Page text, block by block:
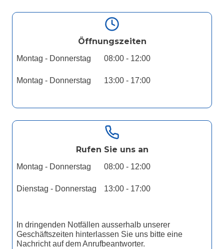
Öffnungszeiten
Montag - Donnerstag 08:00 - 12:00
Montag - Donnerstag 13:00 - 17:00
Rufen Sie uns an
Montag - Donnerstag 08:00 - 12:00
Dienstag - Donnerstag 13:00 - 17:00
In dringenden Notfällen ausserhalb unserer
Geschäftszeiten hinterlassen Sie uns bitte eine
Nachricht auf dem Anrufbeantworter.